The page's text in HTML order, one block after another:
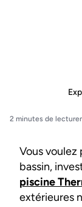
2 minutes de lecture
Vous
bassin,
piscine
extérieures